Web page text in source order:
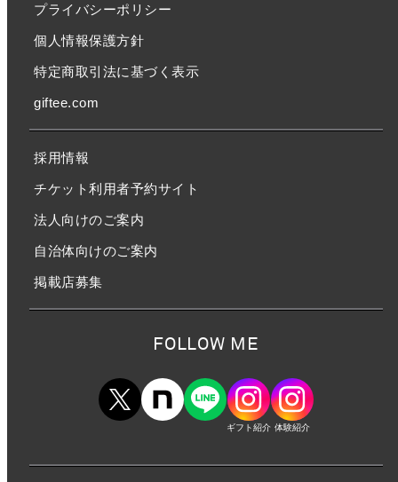
プライバシーポリシー
個人情報保護方針
特定商取引法に基づく表示
giftee.com
採用情報
チケット利用者予約サイト
法人向けのご案内
自治体向けのご案内
掲載店募集
FOLLOW ME
ギフト紹介 体験紹介